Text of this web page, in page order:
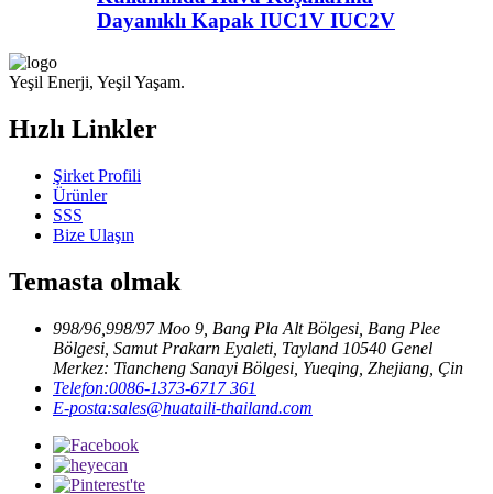
Dayanıklı Kapak IUC1V IUC2V
Yeşil Enerji, Yeşil Yaşam.
Hızlı Linkler
Şirket Profili
Ürünler
SSS
Bize Ulaşın
Temasta olmak
998/96,998/97 Moo 9, Bang Pla Alt Bölgesi, Bang Plee
Bölgesi, Samut Prakarn Eyaleti, Tayland 10540 Genel
Merkez: Tiancheng Sanayi Bölgesi, Yueqing, Zhejiang, Çin
Telefon:0086-1373-6717 361
E-posta:sales@huataili-thailand.com